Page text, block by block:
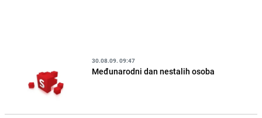
30.08.09. 09:47
Međunarodni dan nestalih osoba